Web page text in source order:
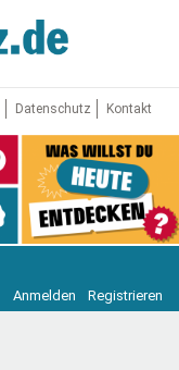
Datenschutz Kontakt
Anmelden Registrieren